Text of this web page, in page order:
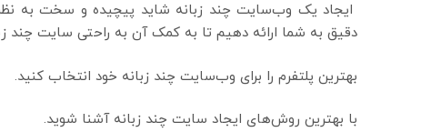
ایجاد یک وب‌سایت چند زبانه شاید پیچیده و سخت به
دقیق به شما ارائه دهیم تا به کمک آن به راحتی سایت چند
بهترین پلتفرم را برای وب‌سایت چند زبانه خود انتخاب کنید.
با بهترین روش‌های ایجاد سایت چند زبانه آشنا شوید.